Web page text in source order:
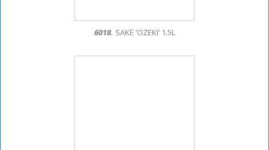
6018. SAKE ‘OZEKI’ 1.5L